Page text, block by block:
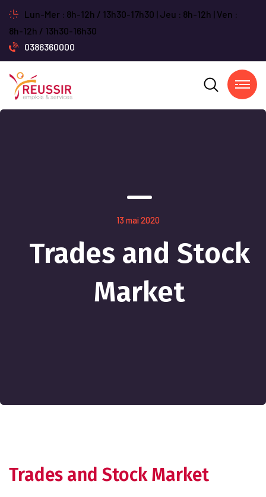
Lun-Mer : 8h-12h / 13h30-17h30 | Jeu : 8h-12h | Ven :
8h-12h / 13h30-16h30
0386360000
13 mai 2020
Trades and Stock
Market
Trades and Stock Market